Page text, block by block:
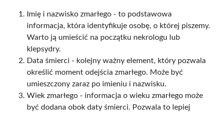
Imię i nazwisko zmarłego - to podstawowa
informacja, która identyfikuje osobę, o której piszemy.
Warto ją umieścić na początku nekrologu lub
klepsydry.
Data śmierci - kolejny ważny element, który pozwala
określić moment odejścia zmarłego. Może być
umieszczony zaraz po imieniu i nazwisku.
Wiek zmarłego - informacja o wieku zmarłego może
być dodana obok daty śmierci. Pozwala to lepiej